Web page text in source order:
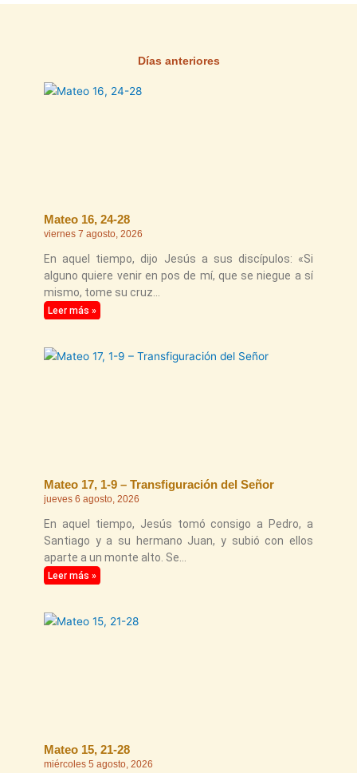
Días anteriores
Mateo 16, 24-28
viernes 7 agosto, 2026
En aquel tiempo, dijo Jesús a sus discípulos: «Si
alguno quiere venir en pos de mí, que se niegue a sí
mismo, tome su cruz
Leer más »
Mateo 17, 1-9 – Transfiguración del Señor
jueves 6 agosto, 2026
En aquel tiempo, Jesús tomó consigo a Pedro, a
Santiago y a su hermano Juan, y subió con ellos
aparte a un monte alto. Se
Leer más »
Mateo 15, 21-28
miércoles 5 agosto, 2026
Página